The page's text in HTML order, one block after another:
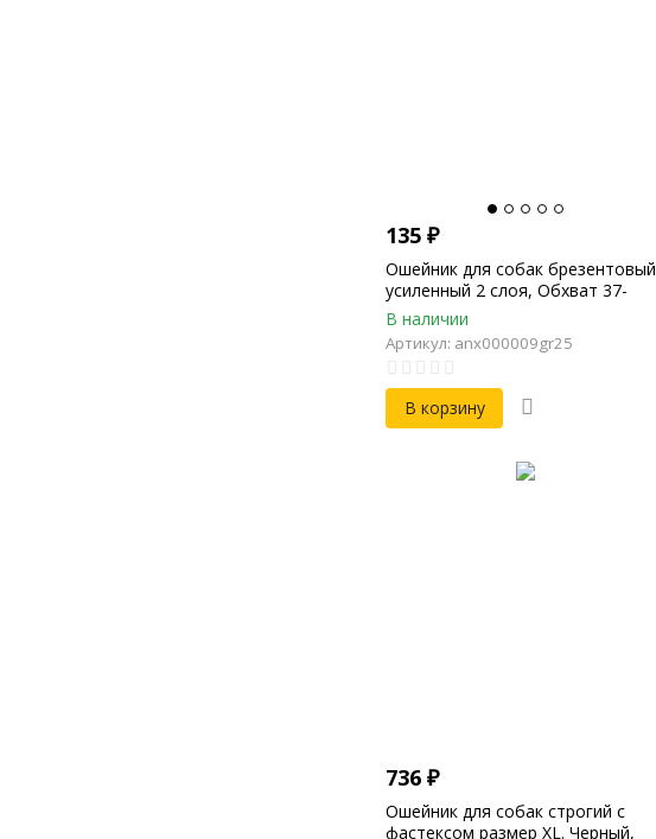
135 ₽
Ошейник для собак брезентовый
усиленный 2 слоя, Обхват 37-
50см, Длина 58см, Ширина 25мм
В наличии
Артикул: anx000009gr25
В корзину
736 ₽
Ошейник для собак строгий с
фастексом размер XL. Черный,